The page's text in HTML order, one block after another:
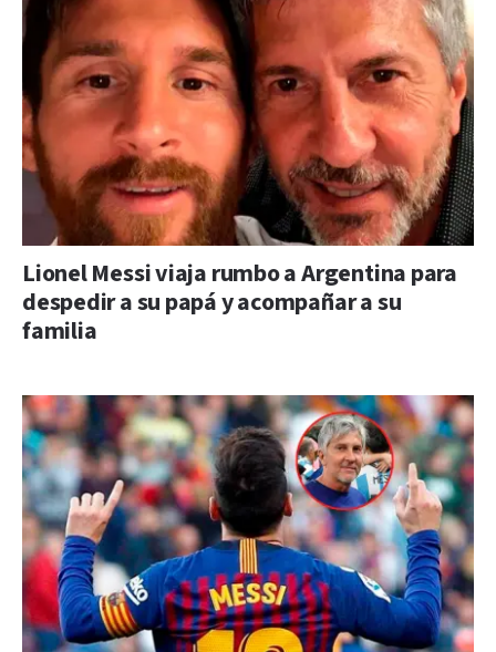
Lionel Messi viaja rumbo a Argentina para
despedir a su papá y acompañar a su
familia